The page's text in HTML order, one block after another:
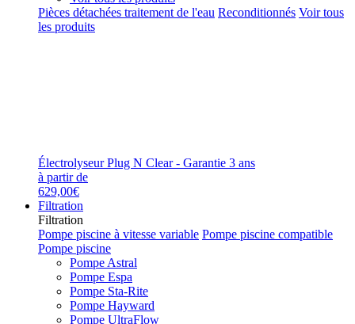
Pièces détachées traitement de l'eau Reconditionnés Voir tous
les produits
Électrolyseur Plug N Clear - Garantie 3 ans
à partir de
629,00€
Filtration
Filtration
Pompe piscine à vitesse variable Pompe piscine compatible
Pompe piscine
Pompe Astral
Pompe Espa
Pompe Sta-Rite
Pompe Hayward
Pompe UltraFlow